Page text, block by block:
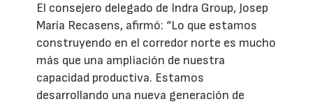
El consejero delegado de Indra Group, Josep
María Recasens, afirmó: “Lo que estamos
construyendo en el corredor norte es mucho
más que una ampliación de nuestra
capacidad productiva. Estamos
desarrollando una nueva generación de